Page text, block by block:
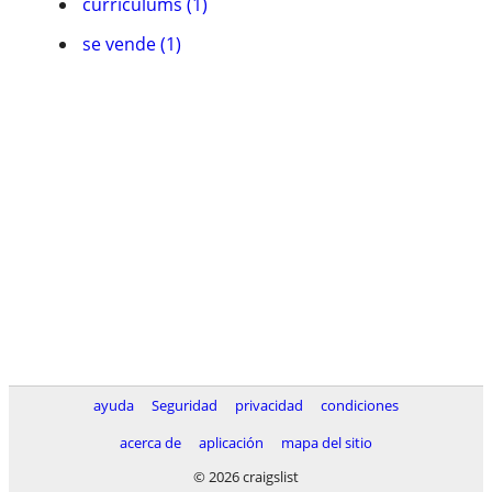
se vende (1)
ayuda Seguridad privacidad
condiciones
acerca de
aplicación
mapa del sitio
© 2026 craigslist